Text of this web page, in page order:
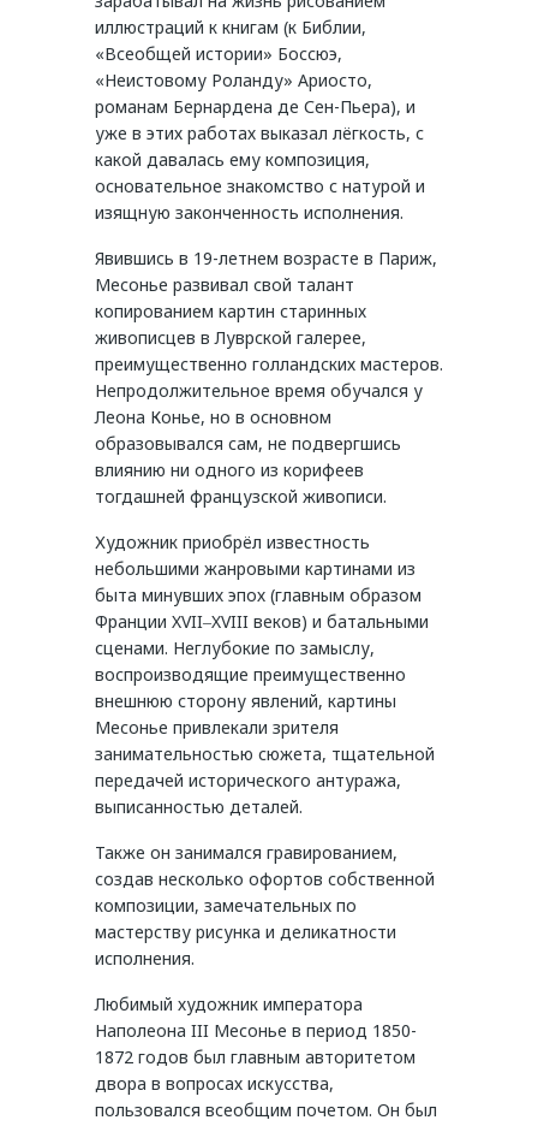
иллюстраций к книгам (к Библии,
«Всеобщей истории» Боссюэ,
«Неистовому Роланду» Ариосто,
романам Бернардена де Сен-Пьера), и
уже в этих работах выказал лёгкость, с
какой давалась ему композиция,
основательное знакомство с натурой и
изящную законченность исполнения.
Явившись в 19-летнем возрасте в Париж,
Месонье развивал свой талант
копированием картин старинных
живописцев в Луврской галерее,
преимущественно голландских мастеров.
Непродолжительное время обучался у
Леона Конье, но в основном
образовывался сам, не подвергшись
влиянию ни одного из корифеев
тогдашней французской живописи.
Художник приобрёл известность
небольшими жанровыми картинами из
быта минувших эпох (главным образом
Франции XVII‒XVIII веков) и батальными
сценами. Неглубокие по замыслу,
воспроизводящие преимущественно
внешнюю сторону явлений, картины
Месонье привлекали зрителя
занимательностью сюжета, тщательной
передачей исторического антуража,
выписанностью деталей.
Также он занимался гравированием,
создав несколько офортов собственной
композиции, замечательных по
мастерству рисунка и деликатности
исполнения.
Любимый художник императора
Наполеона III Месонье в период 1850-
1872 годов был главным авторитетом
двора в вопросах искусства,
пользовался всеобщим почетом. Он был